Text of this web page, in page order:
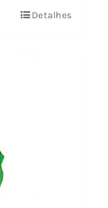
Detalhes